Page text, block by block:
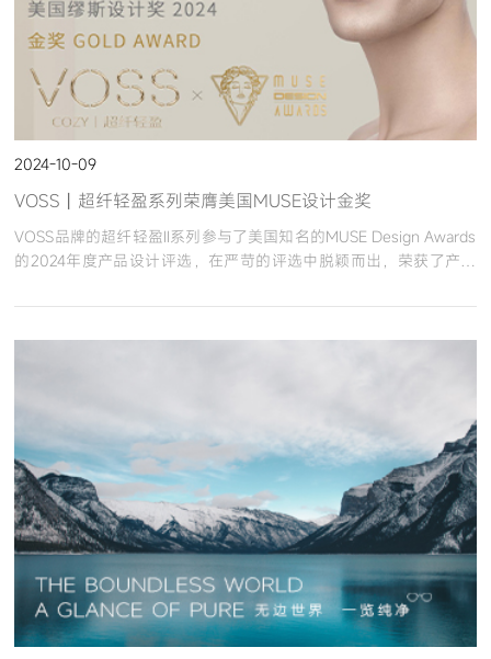
2024-10-09
VOSS丨超纤轻盈系列荣膺美国MUSE设计金奖
VOSS品牌的超纤轻盈II系列参与了美国知名的MUSE Design Awards
的2024年度产品设计评选，在严苛的评选中脱颖而出，荣获了产品